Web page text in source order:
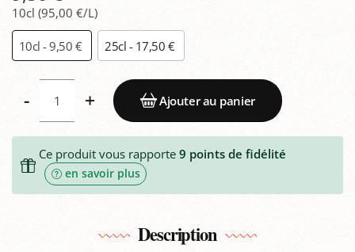
10cl (95,00 €/L)
10cl - 9,50 € 25cl - 17,50 €
- + Ajouter au panier
Ce produit vous rapporte 9 points de fidélité
en savoir plus
Description